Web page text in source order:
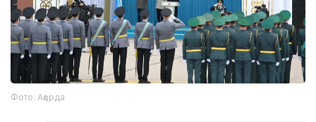
Фото: Ақорда